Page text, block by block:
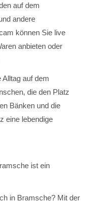
auf dem
andere
können Sie live
anbieten oder
Alltag auf dem
die den Platz
Bänken und die
eine lebendige
ist ein
in Bramsche? Mit der